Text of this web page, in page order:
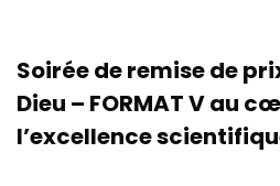
Soirée de remise de
Dieu – FORMAT V au
l’excellence